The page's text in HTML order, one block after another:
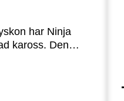
har Ninja
kaross. Den
och indragna
en dynamisk